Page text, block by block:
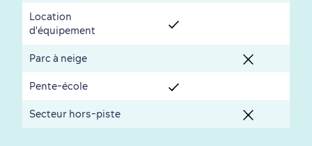
Saisons et climat
Location
d'équipement
Parc à neige
Pente-école
Secteur hors-piste